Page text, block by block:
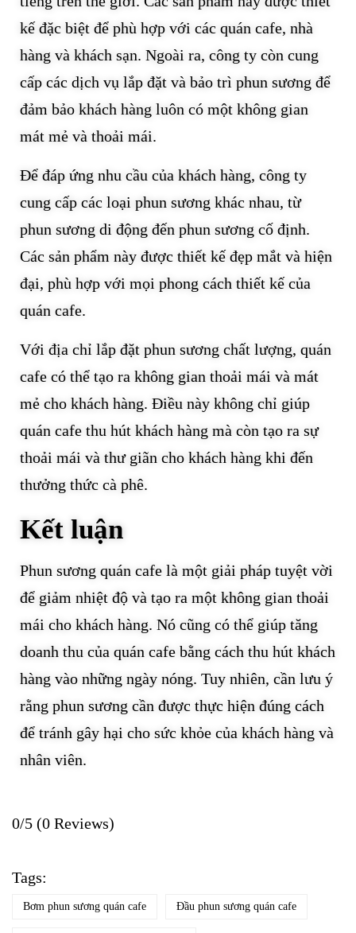
kế đặc biệt để phù hợp với các quán cafe, nhà
hàng và khách sạn. Ngoài ra, công ty còn cung
cấp các dịch vụ lắp đặt và bảo trì phun sương để
đảm bảo khách hàng luôn có một không gian
mát mẻ và thoải mái.
Để đáp ứng nhu cầu của khách hàng, công ty
cung cấp các loại phun sương khác nhau, từ
phun sương di động đến phun sương cố định.
Các sản phẩm này được thiết kế đẹp mắt và hiện
đại, phù hợp với mọi phong cách thiết kế của
quán cafe.
Với địa chỉ lắp đặt phun sương chất lượng, quán
cafe có thể tạo ra không gian thoải mái và mát
mẻ cho khách hàng. Điều này không chỉ giúp
quán cafe thu hút khách hàng mà còn tạo ra sự
thoải mái và thư giãn cho khách hàng khi đến
thưởng thức cà phê.
Kết luận
Phun sương quán cafe là một giải pháp tuyệt vời
để giảm nhiệt độ và tạo ra một không gian thoải
mái cho khách hàng. Nó cũng có thể giúp tăng
doanh thu của quán cafe bằng cách thu hút khách
hàng vào những ngày nóng. Tuy nhiên, cần lưu ý
rằng phun sương cần được thực hiện đúng cách
để tránh gây hại cho sức khỏe của khách hàng và
nhân viên.
0/5 (0 Reviews)
Tags:
Bơm phun sương quán cafe Đầu phun sương quán cafe